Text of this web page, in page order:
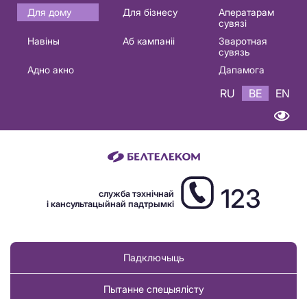
Основная
навигация
Для дому Для бізнесу
Аператарам
сувязі
Навіны
Аб кампаніі
Зваротная
сувязь
Адно акно
Дапамога
RU BE EN
служба тэхнічнай
і кансультацыйнай падтрымкі
123
Падключыць
Пытанне спецыялісту